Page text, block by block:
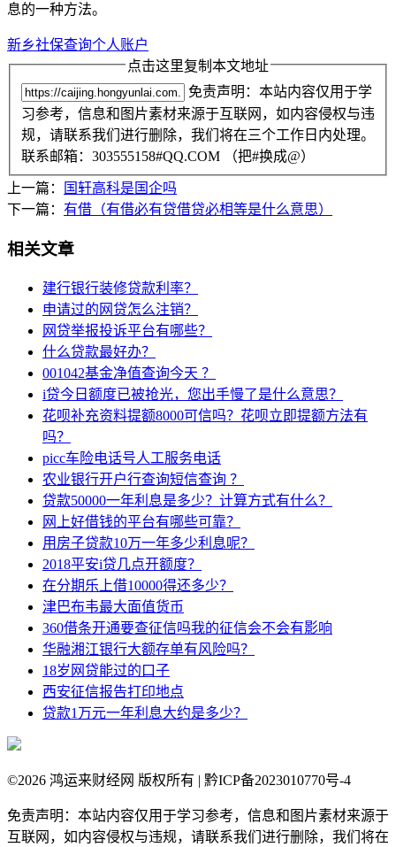
息的一种方法。
新乡社保查询个人账户
点击这里复制本文地址
免责声明：本站内容仅用于学
习参考，信息和图片素材来源于互联网，如内容侵权与违
规，请联系我们进行删除，我们将在三个工作日内处理。
联系邮箱：303555158#QQ.COM （把#换成@）
上一篇：
国轩高科是国企吗
下一篇： 有借（有借必有贷借贷必相等是什么意思）
相关文章
建行银行装修贷款利率？
申请过的网贷怎么注销？
网贷举报投诉平台有哪些？
什么贷款最好办？
001042基金净值查询今天 ？
i贷今日额度已被抢光，您出手慢了是什么意思？
花呗补充资料提额8000可信吗？花呗立即提额方法有
吗？
picc车险电话号人工服务电话
农业银行开户行查询短信查询 ？
贷款50000一年利息是多少？计算方式有什么？
网上好借钱的平台有哪些可靠？
用房子贷款10万一年多少利息呢？
2018平安i贷几点开额度？
在分期乐上借10000得还多少？
津巴布韦最大面值货币
360借条开通要查征信吗我的征信会不会有影响
华融湘江银行大额存单有风险吗？
18岁网贷能过的口子
西安征信报告打印地点
贷款1万元一年利息大约是多少？
©2026 鸿运来财经网 版权所有 | 黔ICP备2023010770号-4
免责声明：本站内容仅用于学习参考，信息和图片素材来源于
互联网，如内容侵权与违规，请联系我们进行删除，我们将在